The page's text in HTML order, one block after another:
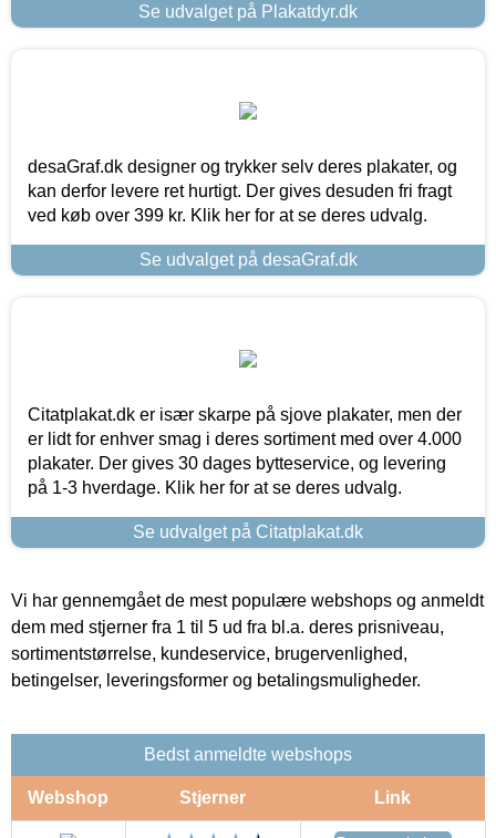
Se udvalget på Plakatdyr.dk
desaGraf.dk designer og trykker selv deres plakater, og
kan derfor levere ret hurtigt. Der gives desuden fri fragt
ved køb over 399 kr. Klik her for at se deres udvalg.
Se udvalget på desaGraf.dk
Citatplakat.dk er især skarpe på sjove plakater, men der
er lidt for enhver smag i deres sortiment med over 4.000
plakater. Der gives 30 dages bytteservice, og levering
på 1-3 hverdage. Klik her for at se deres udvalg.
Se udvalget på Citatplakat.dk
Vi har gennemgået de mest populære webshops og anmeldt
dem med stjerner fra 1 til 5 ud fra bl.a. deres prisniveau,
sortimentstørrelse, kundeservice, brugervenlighed,
betingelser, leveringsformer og betalingsmuligheder.
Bedst anmeldte webshops
Webshop Stjerner Link